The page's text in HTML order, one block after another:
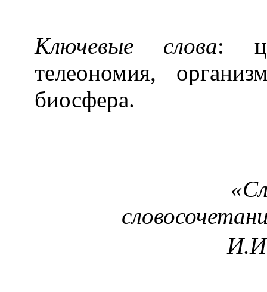
Ключевые слова:
телеономия,
биосфера.
И.И.